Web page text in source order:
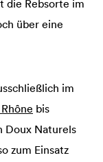
die Rebsorte im
über eine
im
bis
Doux Naturels
zum Einsatz